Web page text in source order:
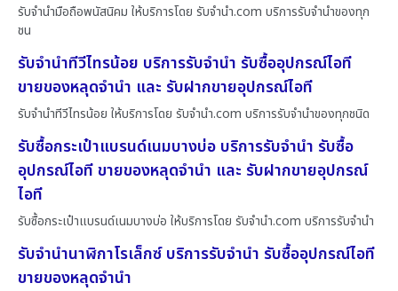
รับจำนำมือถือพนัสนิคม ให้บริการโดย รับจํานํา.com บริการรับจำนำของทุก
ชน
รับจำนำทีวีไทรน้อย บริการรับจำนำ รับซื้ออุปกรณ์ไอที
ขายของหลุดจำนำ และ รับฝากขายอุปกรณ์ไอที
รับจำนำทีวีไทรน้อย ให้บริการโดย รับจํานํา.com บริการรับจำนำของทุกชนิด
รับซื้อกระเป๋าแบรนด์เนมบางบ่อ บริการรับจำนำ รับซื้อ
อุปกรณ์ไอที ขายของหลุดจำนำ และ รับฝากขายอุปกรณ์
ไอที
รับซื้อกระเป๋าแบรนด์เนมบางบ่อ ให้บริการโดย รับจํานํา.com บริการรับจำนำ
รับจำนำนาฬิกาโรเล็กซ์ บริการรับจำนำ รับซื้ออุปกรณ์ไอที
ขายของหลุดจำนำ